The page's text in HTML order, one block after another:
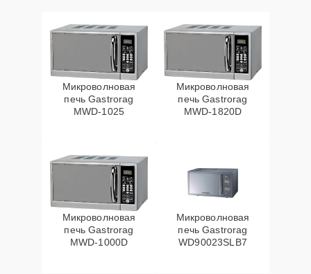
Микроволновая
печь Gastrorag
MWD-1025
Микроволновая
печь Gastrorag
MWD-1820D
Микроволновая
печь Gastrorag
MWD-1000D
Микроволновая
печь Gastrorag
WD90023SLB7